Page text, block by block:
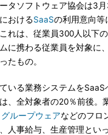
タソフトウェア協会は3月
おけるSaaSの利用意向等
れは、従業員300人以下
に携わる従業員を対象に
たもの。
いる業務システムをSaaS
、全対象者の20％前後。
グループウェアなどのフロ
人事給与、生産管理とい